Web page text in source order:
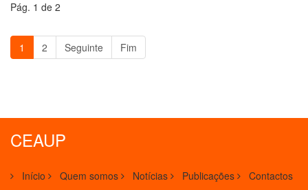
Pág. 1 de 2
1 2 Seguinte Fim
CEAUP
Início Quem somos Notícias Publicações Contactos